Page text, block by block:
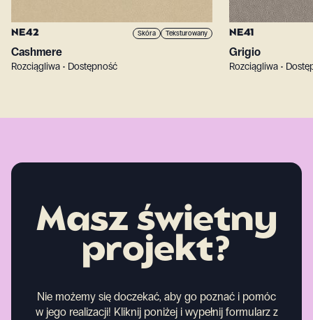
NE42 Skóra Teksturowany
Cashmere
Rozciągliwa • Dostępność
NE41
Grigio
Rozciągliwa •
Masz świetny
projekt?
Nie możemy się doczekać, aby go poznać i pomóc
w jego realizacji! Kliknij poniżej i wypełnij formularz z